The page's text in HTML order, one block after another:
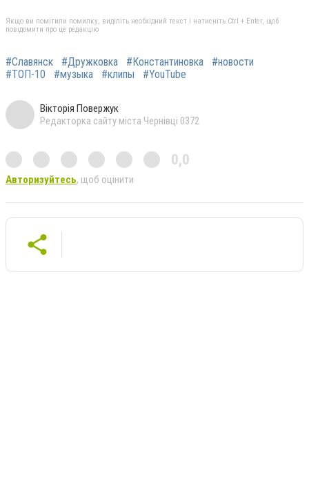
Якщо ви помітили помилку, виділіть необхідний текст і натисніть Ctrl + Enter, щоб
повідомити про це редакцію
#Славянск #Дружковка #Константиновка
#новости
#ТОП-10
#музыка #клипы #YouTube
Вікторія Повержук
Редакторка сайту міста Чернівці 0372
0,0
Авторизуйтесь, щоб оцінити